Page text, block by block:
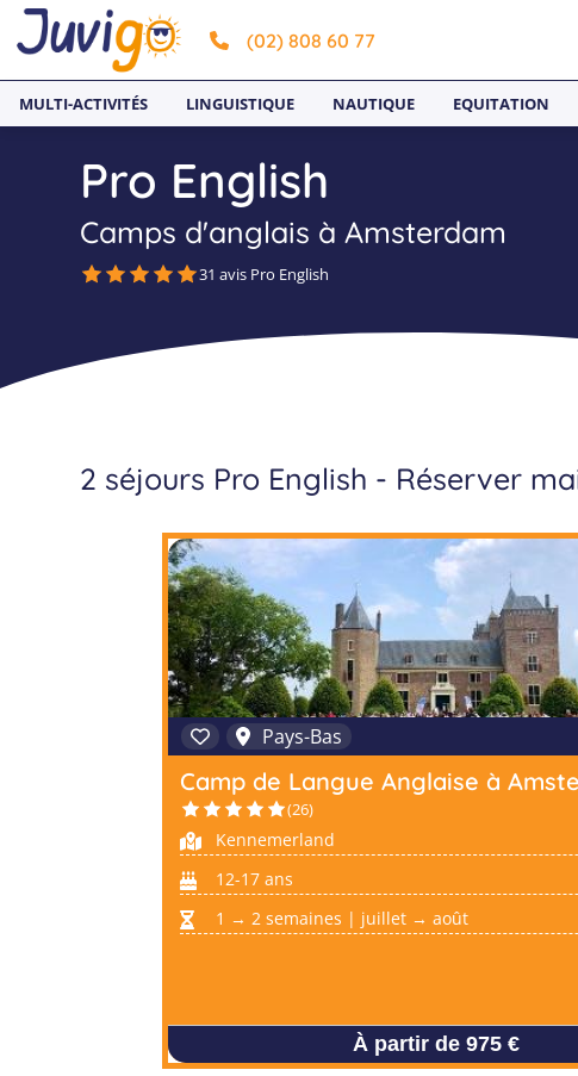
(02) 808 60 77
MULTI-ACTIVITÉS LINGUISTIQUE NAUTIQUE EQUITATION
Pro English
Camps d'anglais à Amsterdam
31 avis Pro English
2 séjours Pro English - Réserver
Pays-Bas
Camp de Langue Anglaise à
(26)
Kennemerland
12-17 ans
1 → 2 semaines | juillet → août
À partir de 975 €